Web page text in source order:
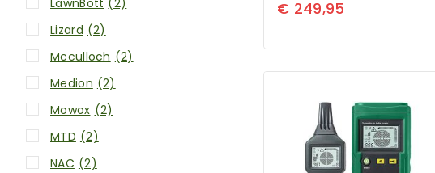
€ 249,95
LawnBott (2)
Lizard (2)
Mcculloch (2)
Medion (2)
Mowox (2)
MTD (2)
NAC (2)